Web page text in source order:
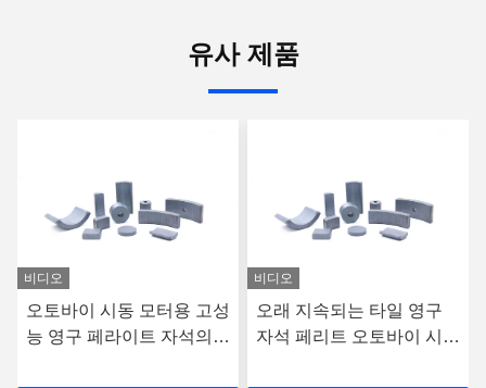
유사 제품
비디오
오토바이 시동 모터용 고성
능 영구 페라이트 자석의
비디오
오래 지속되는 타일 영구
자석 페리트 오토바이 시작